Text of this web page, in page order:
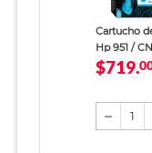
Cartucho
Hp 951 /
Cyan / 700
$719.
1